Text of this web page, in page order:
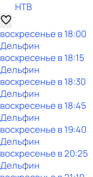
НТВ
воскресенье в18:00
Дельфин
воскресенье в18:15
Дельфин
воскресенье в18:30
Дельфин
воскресенье в18:45
Дельфин
воскресенье в19:40
Дельфин
воскресенье в20:25
Дельфин